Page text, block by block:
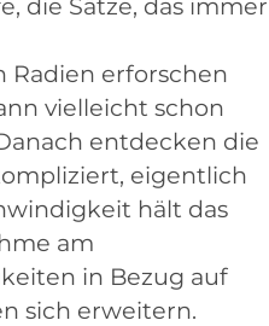
erforschen
vielleicht schon
entdecken die
eigentlich
hält das
am
in Bezug auf
sich erweitern.